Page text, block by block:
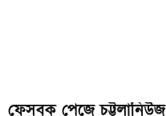
ফেসবুক পেজে চট্টলানিউজ